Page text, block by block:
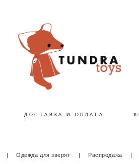
ДОСТАВКА И ОПЛАТА
| Одежда для зверят | Распродажа |